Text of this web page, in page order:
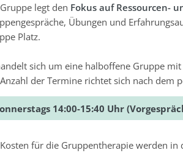
legt den Fokus auf Ressourcen-
Übungen und
Platz.
sich um eine halboffene Gruppe
der Termine richtet sich nach dem
14:00-15:40 Uhr
für die Gruppentherapie werden